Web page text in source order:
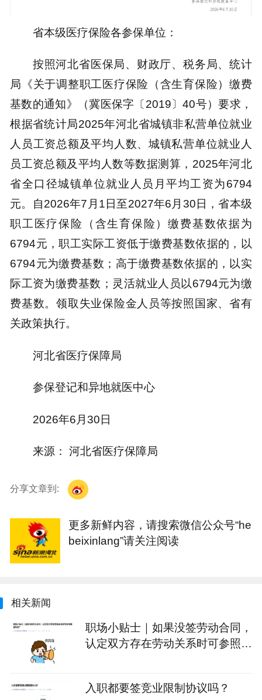
省本级医疗保险各参保单位：
按照河北省医保局、财政厅、税务局、统计
局《关于调整职工医疗保险（含生育保险）缴费
基数的通知》（冀医保字〔2019〕40号）要求，
根据省统计局2025年河北省城镇非私营单位就业
人员工资总额及平均人数、城镇私营单位就业人
员工资总额及平均人数等数据测算，2025年河北
省全口径城镇单位就业人员月平均工资为6794
元。自2026年7月1日至2027年6月30日，省本级
职工医疗保险（含生育保险）缴费基数依据为
6794元，职工实际工资低于缴费基数依据的，以
6794元为缴费基数；高于缴费基数依据的，以实
际工资为缴费基数；灵活就业人员以6794元为缴
费基数。领取失业保险金人员等按照国家、省有
关政策执行。
河北省医疗保障局
参保登记和异地就医中心
2026年6月30日
来源： 河北省医疗保障局
分享文章到:
更多新鲜内容，请搜索微信公众号“he
beixinlang”请关注阅读
相关新闻
职场小贴士｜如果没签劳动合同，
认定双方存在劳动关系时可参照哪
入职都要签竞业限制协议吗？